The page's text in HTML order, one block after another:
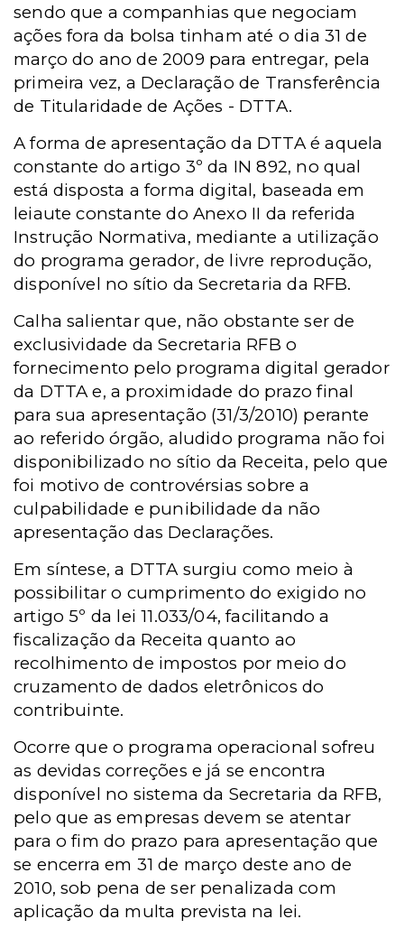
sendo que a companhias que negociam
ações fora da bolsa tinham até o dia 31 de
março do ano de 2009 para entregar, pela
primeira vez, a Declaração de Transferência
de Titularidade de Ações - DTTA.
A forma de apresentação da DTTA é aquela
constante do artigo 3º da IN 892, no qual
está disposta a forma digital, baseada em
leiaute constante do Anexo II da referida
Instrução Normativa, mediante a utilização
do programa gerador, de livre reprodução,
disponível no sítio da Secretaria da RFB.
Calha salientar que, não obstante ser de
exclusividade da Secretaria RFB o
fornecimento pelo programa digital gerador
da DTTA e, a proximidade do prazo final
para sua apresentação (31/3/2010) perante
ao referido órgão, aludido programa não foi
disponibilizado no sítio da Receita, pelo que
foi motivo de controvérsias sobre a
culpabilidade e punibilidade da não
apresentação das Declarações.
Em síntese, a DTTA surgiu como meio à
possibilitar o cumprimento do exigido no
artigo 5º da lei 11.033/04, facilitando a
fiscalização da Receita quanto ao
recolhimento de impostos por meio do
cruzamento de dados eletrônicos do
contribuinte.
Ocorre que o programa operacional sofreu
as devidas correções e já se encontra
disponível no sistema da Secretaria da RFB,
pelo que as empresas devem se atentar
para o fim do prazo para apresentação que
se encerra em 31 de março deste ano de
2010, sob pena de ser penalizada com
aplicação da multa prevista na lei.